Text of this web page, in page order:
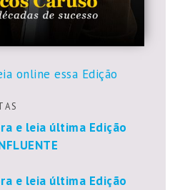
online essa Edição
S
e leia última Edição
e leia última Edição